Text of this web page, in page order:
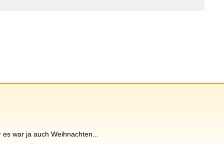
war ja auch Weihnachten...